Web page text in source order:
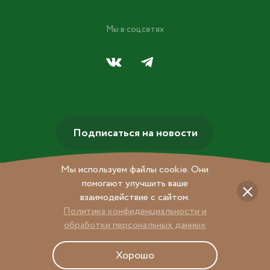
Мы используем файлы cookie. Они
помогают улучшить ваше
взаимодействие с сайтом.
Политика конфиденциальности и
обработки персональных данных
Хорошо
Мы в соцсетях
Подписаться на новости
© 2026 Центральный Детский Магазин на Лубянке